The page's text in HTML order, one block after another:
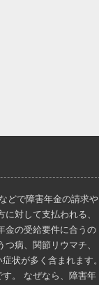
どで障害年金の請求や
対して支払われる、
金の受給要件に合うの
病、関節リウマチ、
状が多く含まれます。
。 なぜなら、障害年